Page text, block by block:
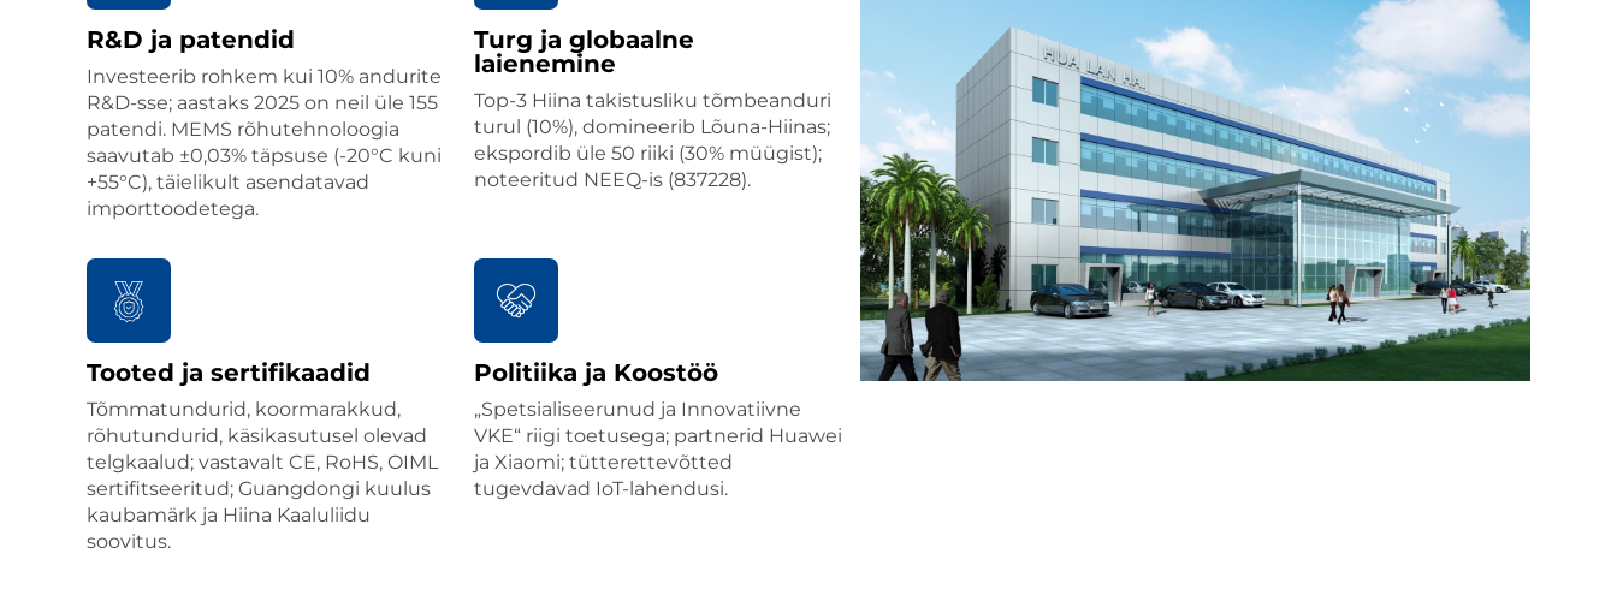
R&D ja patendid
Investeerib rohkem kui 10% andurite
R&D-sse; aastaks 2025 on neil üle 155
patendi. MEMS rõhutehnoloogia
saavutab ±0,03% täpsuse (-20°C kuni
+55°C), täielikult asendatavad
importtoodetega.
Turg ja globaalne
laienemine
Top-3 Hiina takistusliku tõmbeanduri
turul (10%), domineerib Lõuna-Hiinas;
ekspordib üle 50 riiki (30% müügist);
noteeritud NEEQ-is (837228).
Tooted ja sertifikaadid
Tõmmatundurid, koormarakkud,
rõhutundurid, käsikasutusel olevad
telgkaalud; vastavalt CE, RoHS, OIML
sertifitseeritud; Guangdongi kuulus
kaubamärk ja Hiina Kaaluliidu
soovitus.
Politiika ja Koostöö
„Spetsialiseerunud ja Innovatiivne
VKE“ riigi toetusega; partnerid Huawei
ja Xiaomi; tütterettevõtted
tugevdavad IoT-lahendusi.